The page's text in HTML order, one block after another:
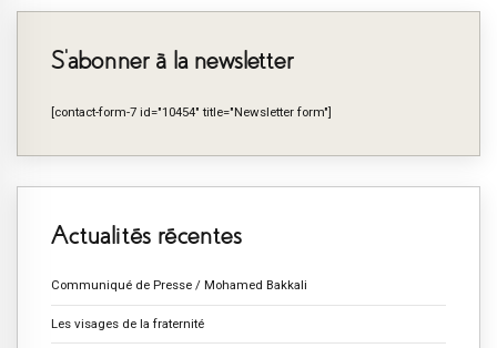
S’abonner à la newsletter
[contact-form-7 id="10454" title="Newsletter form"]
Actualités récentes
Communiqué de Presse / Mohamed Bakkali
Les visages de la fraternité